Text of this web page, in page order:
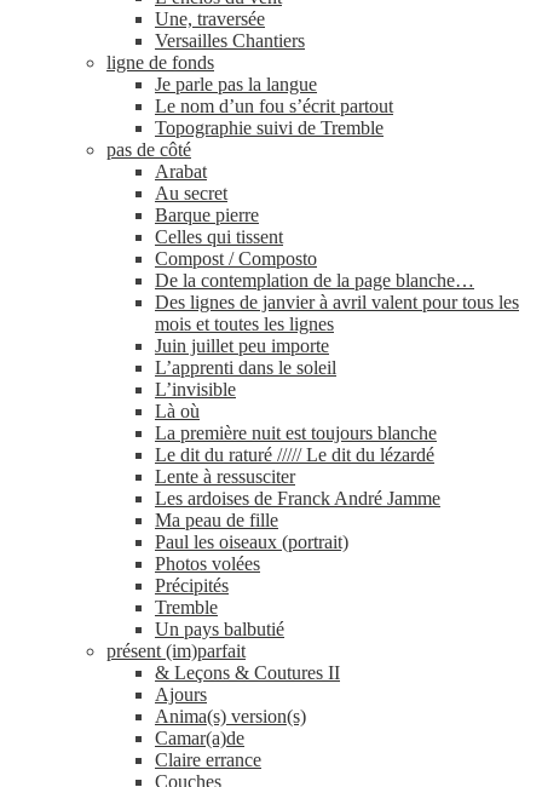
Une, traversée
Versailles Chantiers
ligne de fonds
Je parle pas la langue
Le nom d’un fou s’écrit partout
Topographie suivi de Tremble
pas de côté
Arabat
Au secret
Barque pierre
Celles qui tissent
Compost / Composto
De la contemplation de la page blanche…
Des lignes de janvier à avril valent pour tous les
mois et toutes les lignes
Juin juillet peu importe
L’apprenti dans le soleil
L’invisible
Là où
La première nuit est toujours blanche
Le dit du raturé ///// Le dit du lézardé
Lente à ressusciter
Les ardoises de Franck André Jamme
Ma peau de fille
Paul les oiseaux (portrait)
Photos volées
Précipités
Tremble
Un pays balbutié
présent (im)parfait
& Leçons & Coutures II
Ajours
Anima(s) version(s)
Camar(a)de
Claire errance
Couches